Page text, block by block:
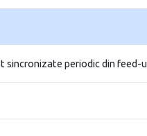
sincronizate periodic din feed-